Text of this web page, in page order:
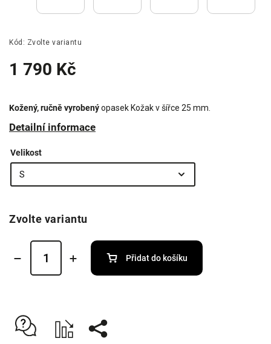
Kód: Zvolte variantu
1 790 Kč
Kožený, ručně vyrobenýopasek Kožak v šířce 25 mm.
Detailní informace
Velikost
Zvolte variantu
Přidat do košíku